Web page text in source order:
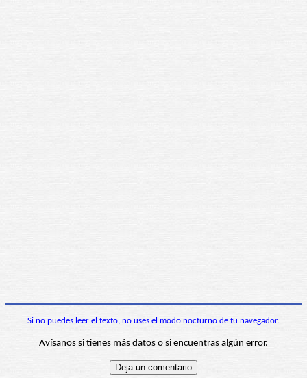
Si no puedes leer el texto, no uses el modo nocturno de tu navegador.
Avísanos si tienes más datos o si encuentras algún error.